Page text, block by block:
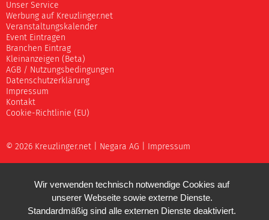
Unser Service
Werbung auf Kreuzlinger.net
Veranstaltungskalender
Event Eintragen
Branchen Eintrag
Kleinanzeigen (Beta)
AGB / Nutzungsbedingungen
Datenschutzerklärung
Impressum
Kontakt
Cookie-Richtlinie (EU)
© 2026 Kreuzlinger.net | Negara AG Impressum
Wir verwenden technisch notwendige Cookies auf
unserer Webseite sowie externe Dienste.
Standardmäßig sind alle externen Dienste deaktiviert.